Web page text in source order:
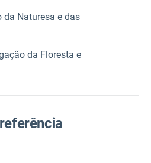
da Naturesa e das
da Floresta e